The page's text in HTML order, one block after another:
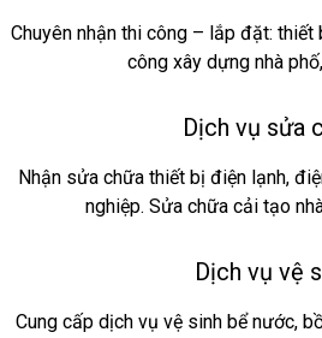
Chuyên nhận thi công – lắp đặt:
công xây dựng nhà
Dịch vụ sửa
Nhận sửa chữa thiết bị điện lạnh,
nghiệp. Sửa chữa cải tạo
Dịch vụ vệ
Cung cấp dịch vụ vệ sinh bể nước,